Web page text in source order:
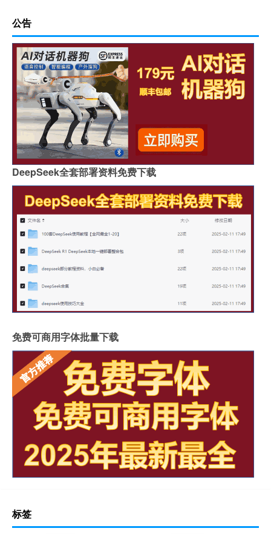
公告
DeepSeek全套部署资料免费下载
免费可商用字体批量下载
标签